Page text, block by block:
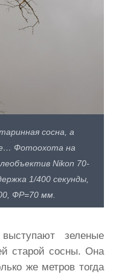
сосна, а
Фотоохота на
Nikon 70-
1/400 секунды,
ФР=70 мм.
зеленые
старой сосны. Она
же метров тогда